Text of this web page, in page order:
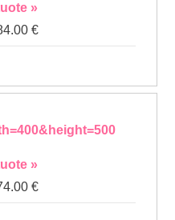
»
€
»
€